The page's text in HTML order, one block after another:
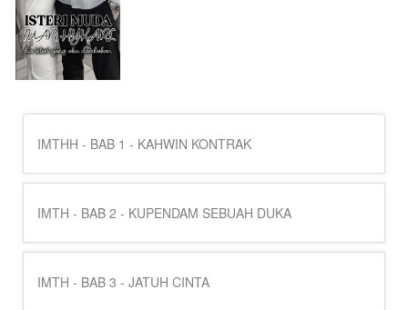
IMTHH - BAB 1 - KAHWIN KONTRAK
IMTH - BAB 2 - KUPENDAM SEBUAH DUKA
IMTH - BAB 3 - JATUH CINTA